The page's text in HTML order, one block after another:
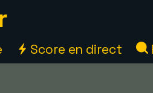
Score en direct